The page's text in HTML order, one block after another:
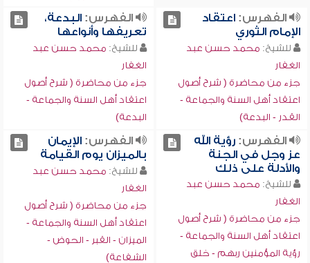
الفهرس:اعتقاد
الإمام الثوري
للشيخ: محمد حسن عبد
الغفار
جزء من محاضرة ( شرح أصول
اعتقاد أهل السنة والجماعة -
القدر - البدعة)
الفهرس:البدعة،
تعريفها وأنواعها
للشيخ: محمد حسن عبد
الغفار
جزء من محاضرة ( شرح أصول
اعتقاد أهل السنة والجماعة -
البدعة)
الفهرس:رؤية الله
عز وجل في الجنة
والأدلة على ذلك
للشيخ: محمد حسن عبد
الغفار
جزء من محاضرة ( شرح أصول
اعتقاد أهل السنة والجماعة -
رؤية المؤمنين ربهم - خلق
الفهرس:الإيمان
بالميزان يوم القيامة
للشيخ: محمد حسن عبد
الغفار
جزء من محاضرة ( شرح أصول
اعتقاد أهل السنة والجماعة -
الميزان - القبر - الحوض -
الشفاعة)